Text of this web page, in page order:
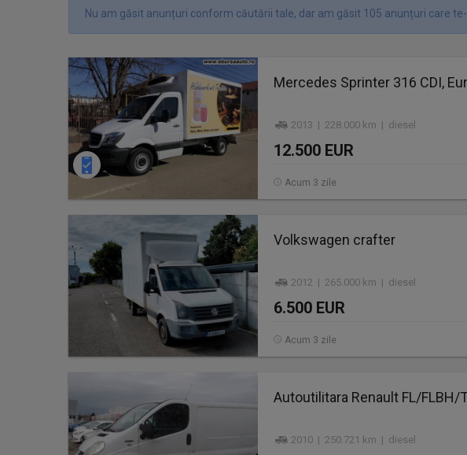
Nu am găsit anunțuri conform căutării tale, dar am găsit 105 anunțuri care
Mercedes Sprinter 316 CDI,
2013 | 228.000 km | diesel
12.500 EUR
Acum 3 zile
Volkswagen crafter
2012 | 265.000 km | diesel
6.500 EUR
Acum 3 zile
Autoutilitara Renault FL/FLBH/
2010 | 250.721 km | diesel